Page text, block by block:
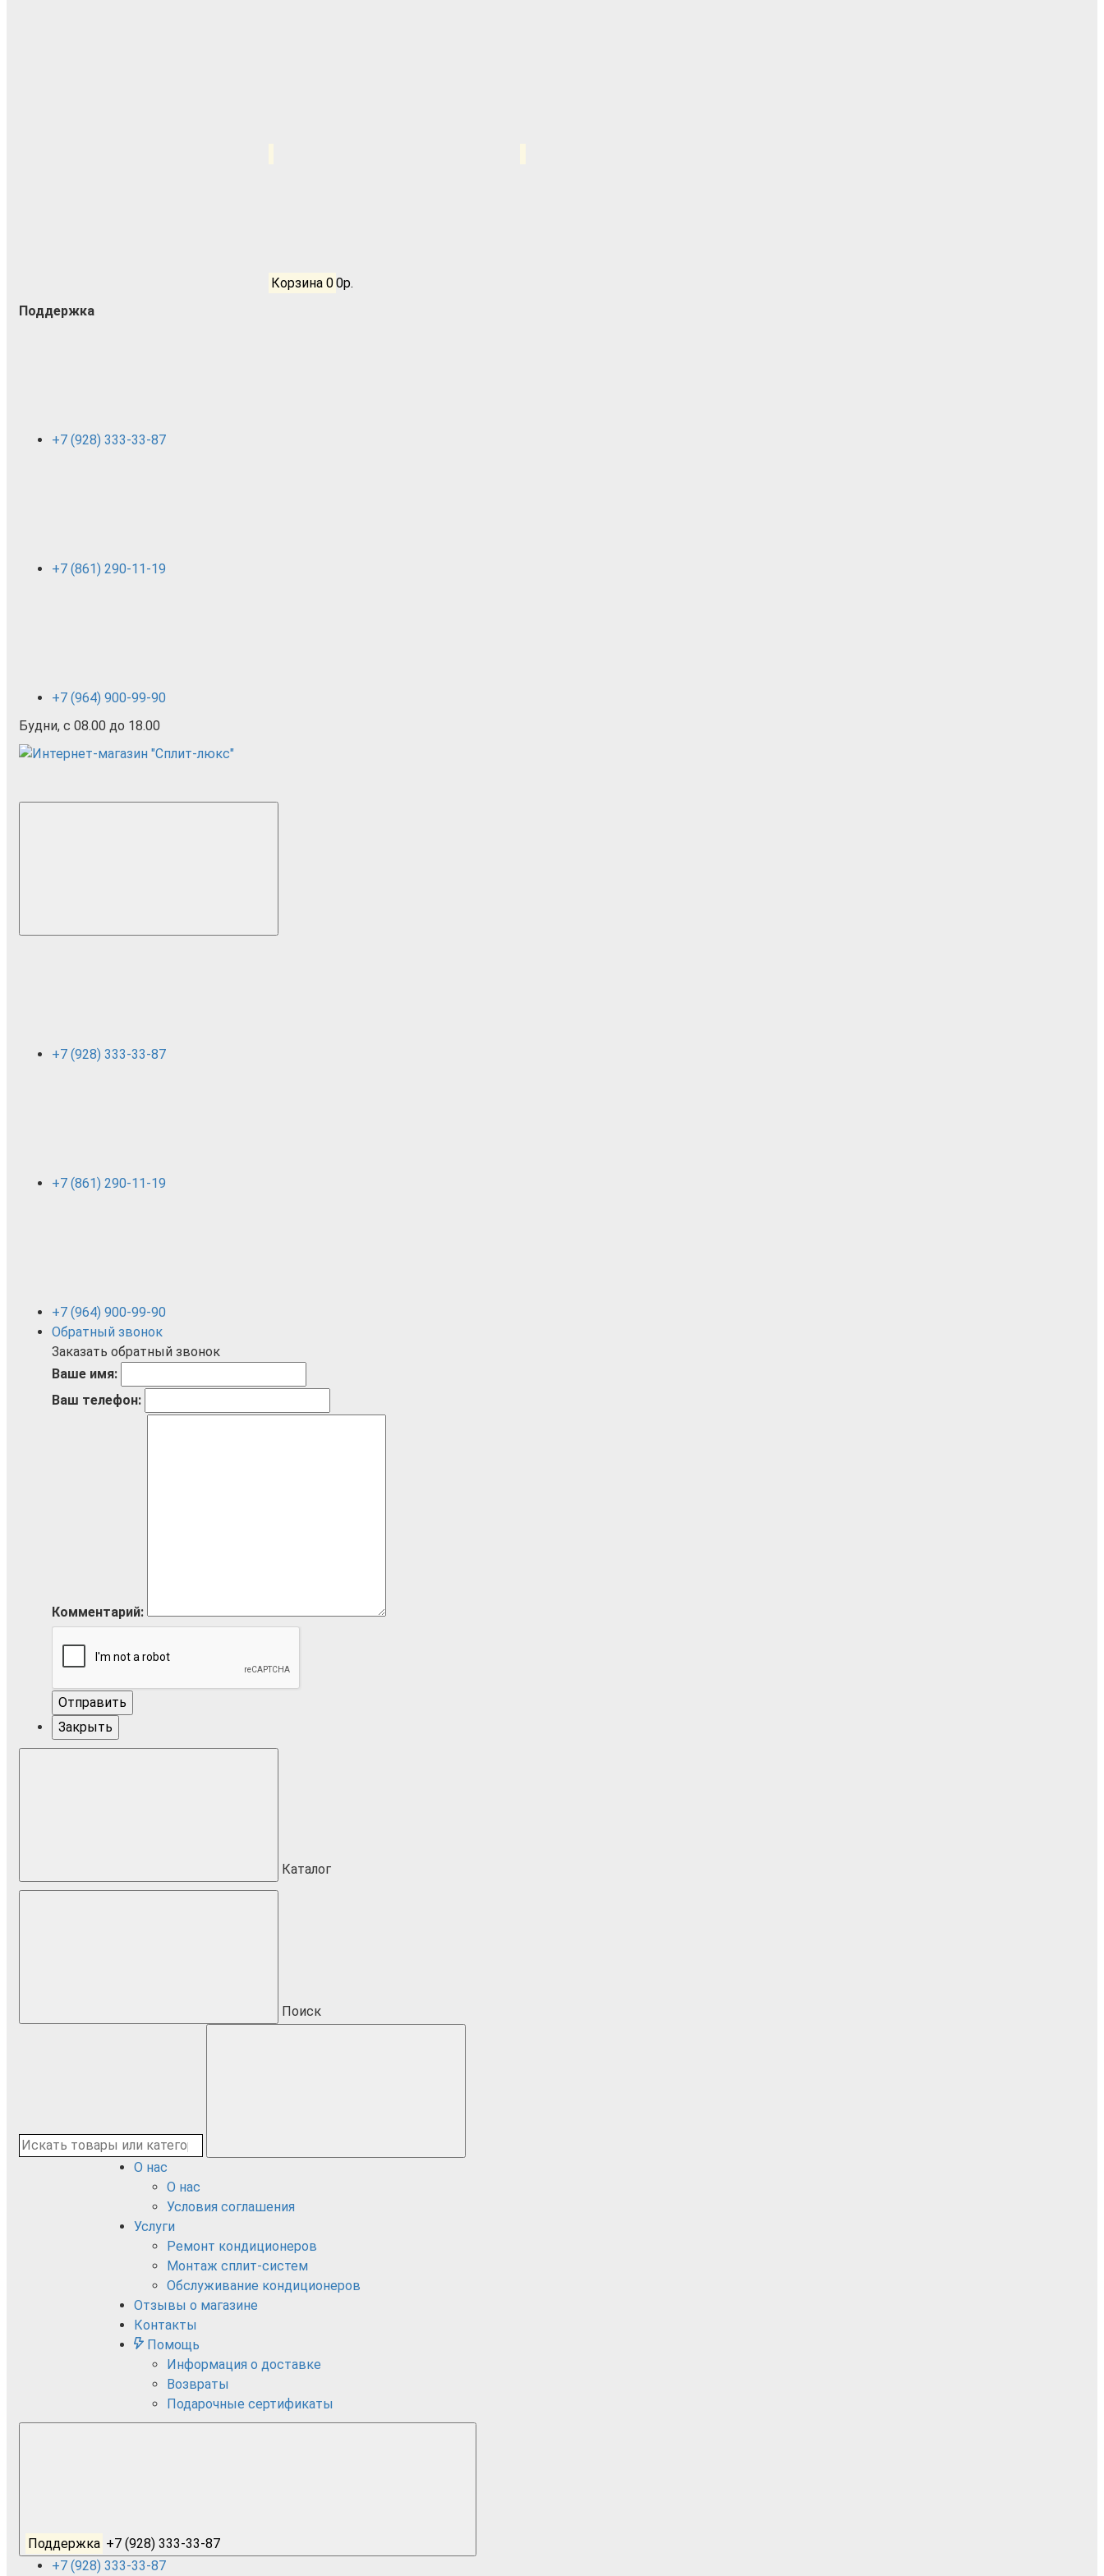
Корзина 00р.
Поддержка
+7 (928) 333-33-87
+7 (861) 290-11-19
+7 (964) 900-99-90
Будни, с 08.00 до 18.00
+7 (928) 333-33-87
+7 (861) 290-11-19
+7 (964) 900-99-90
Обратный звонок
Заказать обратный звонок
Ваше имя:
Ваш телефон:
Комментарий:
Отправить
Закрыть
Каталог
Поиск
О нас
О нас
Условия соглашения
Услуги
Ремонт кондиционеров
Монтаж сплит-систем
Обслуживание кондиционеров
Отзывы о магазине
Контакты
Помощь
Информация о доставке
Возвраты
Подарочные сертификаты
Поддержка +7 (928) 333-33-87
+7 (928) 333-33-87